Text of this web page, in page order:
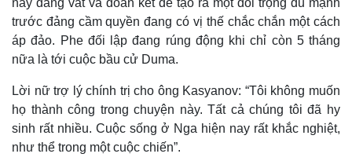
này đang vất vả đoàn kết để tạo ra một đối trọng đủ mạnh
trước đảng cầm quyền đang có vị thế chắc chắn một cách
áp đảo. Phe đối lập đang rúng động khi chỉ còn 5 tháng
nữa là tới cuộc bầu cử Duma.
Lời nữ trợ lý chính trị cho ông Kasyanov: “Tôi không muốn
họ thành công trong chuyện này. Tất cả chúng tôi đã hy
sinh rất nhiều. Cuộc sống ở Nga hiện nay rất khắc nghiệt,
như thể trong một cuộc chiến”.